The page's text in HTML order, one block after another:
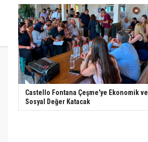
Castello Fontana Çeşme'ye Ekonomik ve
Sosyal Değer Katacak